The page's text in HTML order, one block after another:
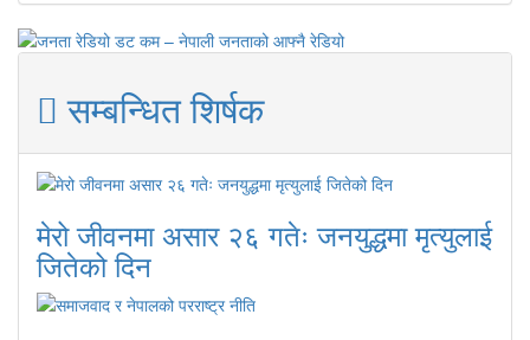
सम्बन्धित शिर्षक
मेरो जीवनमा असार २६ गतेः जनयुद्धमा मृत्युलाई
जितेको दिन